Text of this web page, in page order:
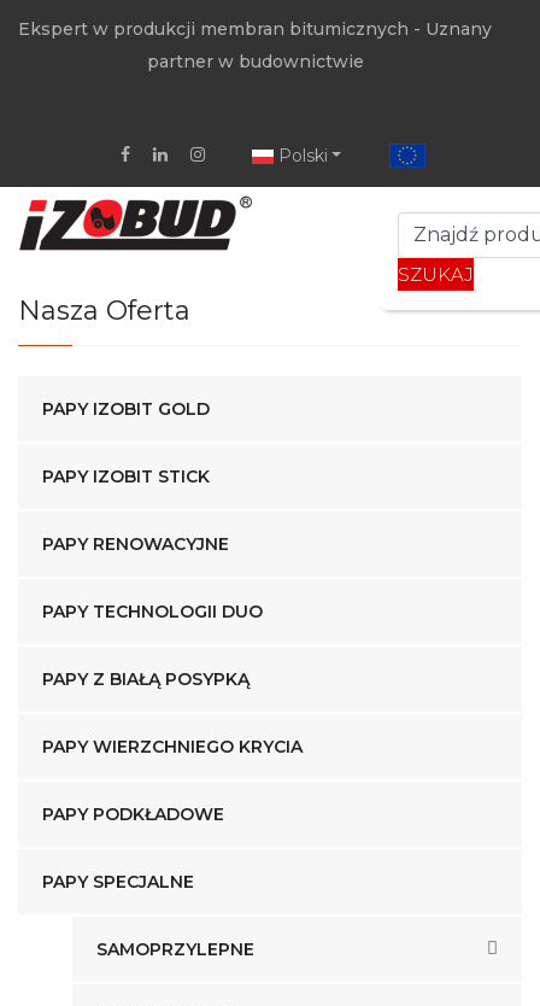
Ekspert w produkcji membran bitumicznych - Uznany
partner w budownictwie
Polski
Nasza Oferta
PAPY IZOBIT GOLD
PAPY IZOBIT STICK
PAPY RENOWACYJNE
PAPY TECHNOLOGII DUO
PAPY Z BIAŁĄ POSYPKĄ
PAPY WIERZCHNIEGO KRYCIA
PAPY PODKŁADOWE
PAPY SPECJALNE
SAMOPRZYLEPNE
SZUKAJ